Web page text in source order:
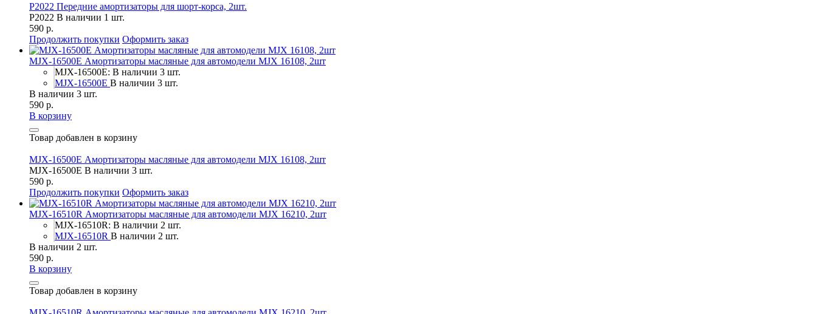
P2022 Передние амортизаторы для шорт-корса, 2шт.
P2022 В наличии 1 шт.
590 р.
Продолжить покупки Оформить заказ
MJX-16500E Амортизаторы масляные для автомодели MJX 16108, 2шт
MJX-16500E: В наличии 3 шт.
MJX-16500E В наличии 3 шт.
В наличии 3 шт.
590 р.
В корзину
Товар добавлен в корзину
MJX-16500E Амортизаторы масляные для автомодели MJX 16108, 2шт
MJX-16500E В наличии 3 шт.
590 р.
Продолжить покупки Оформить заказ
MJX-16510R Амортизаторы масляные для автомодели MJX 16210, 2шт
MJX-16510R: В наличии 2 шт.
MJX-16510R В наличии 2 шт.
В наличии 2 шт.
590 р.
В корзину
Товар добавлен в корзину